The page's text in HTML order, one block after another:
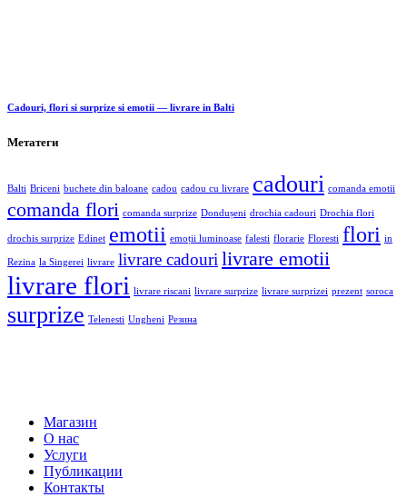
Cadouri, flori si surprize si emotii — livrare in Balti
Метатеги
Balti Briceni buchete din baloane cadou cadou cu livrare cadouri comanda emotii
comanda flori comanda surprize Dondușeni drochia cadouri Drochia flori
drochis surprize Edinet emotii emoții luminoase falesti florarie Floresti flori in
Rezina la Singerei livrare livrare cadouri livrare emotii
livrare flori livrare riscani livrare surprize livrare surprizei prezent soroca
surprize Telenesti Ungheni Резина
Магазин
О нас
Услуги
Публикации
Контакты